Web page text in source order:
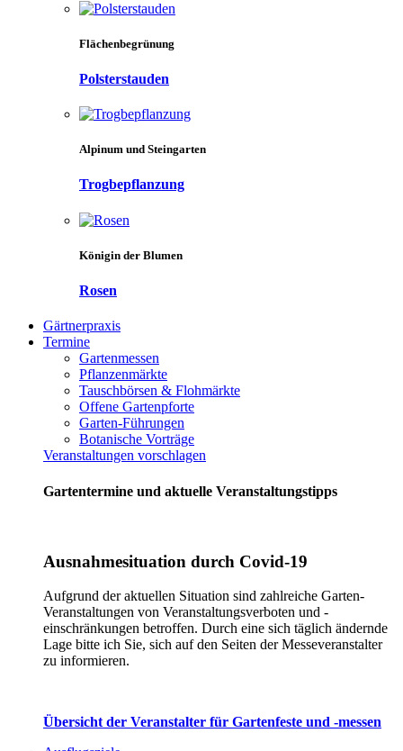
Flächenbegrünung
Polsterstauden
Alpinum und Steingarten
Trogbepflanzung
Königin der Blumen
Rosen
Gärtnerpraxis
Termine
Gartenmessen
Pflanzenmärkte
Tauschbörsen & Flohmärkte
Offene Gartenpforte
Garten-Führungen
Botanische Vorträge
Veranstaltungen vorschlagen
Gartentermine und aktuelle Veranstaltungstipps
Ausnahmesituation durch Covid-19
Aufgrund der aktuellen Situation sind zahlreiche Garten-
Veranstaltungen von Veranstaltungsverboten und -
einschränkungen betroffen. Durch eine sich täglich ändernde
Lage bitte ich Sie, sich auf den Seiten der Messeveranstalter
zu informieren.
Übersicht der Veranstalter für Gartenfeste und -messen